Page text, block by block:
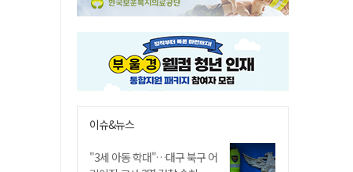
이슈&뉴스
"3세 아동 학대"…대구 북구 어